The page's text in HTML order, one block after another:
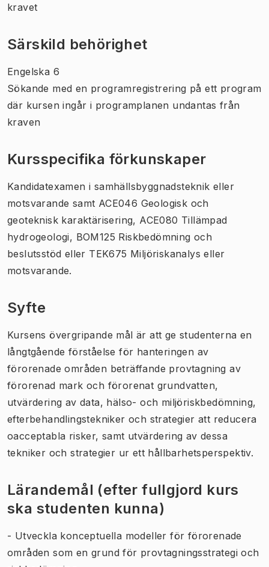
kravet
Särskild behörighet
Engelska 6
Sökande med en programregistrering på ett program
där kursen ingår i programplanen undantas från
kraven
Kursspecifika förkunskaper
Kandidatexamen i samhällsbyggnadsteknik eller
motsvarande samt ACE046 Geologisk och
geoteknisk karaktärisering, ACE080 Tillämpad
hydrogeologi, BOM125 Riskbedömning och
beslutsstöd eller TEK675 Miljöriskanalys eller
motsvarande.
Syfte
Kursens övergripande mål är att ge studenterna en
långtgående förståelse för hanteringen av
förorenade områden beträffande provtagning av
förorenad mark och förorenat grundvatten,
utvärdering av data, hälso- och miljöriskbedömning,
efterbehandlingstekniker och strategier att reducera
oacceptabla risker, samt utvärdering av dessa
tekniker och strategier ur ett hållbarhetsperspektiv.
Lärandemål (efter fullgjord kurs
ska studenten kunna)
- Utveckla konceptuella modeller för förorenade
områden som en grund för provtagningsstrategi och